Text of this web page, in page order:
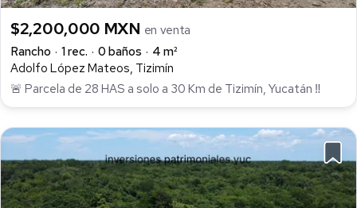
$2,200,000 MXN en venta
Rancho
1 rec. 0 baños
4 m²
Adolfo López Mateos, Tizimín
🚨 Parcela de 28 HAS a solo a 30 Km de Tizimín, Yucatán ‼